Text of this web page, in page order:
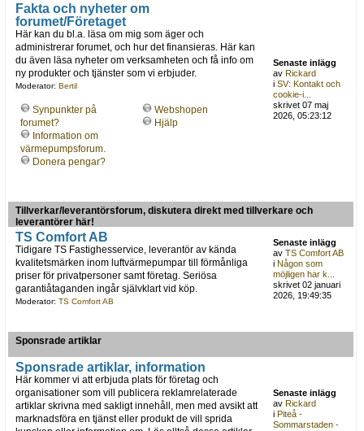
Fakta och nyheter om
forumet/Företaget
Här kan du bl.a. läsa om mig som äger och
administrerar forumet, och hur det finansieras. Här kan
du även läsa nyheter om verksamheten och få info om
ny produkter och tjänster som vi erbjuder.
Moderator: Bertil
Synpunkter på
forumet?
Information om
värmepumpsforum.
Donera pengar?
Webshopen
Hjälp
Senaste inlägg
avRickard
iSV: Kontakt och
cookie-i...
skrivet 07 maj
2026, 05:23:12
Tillverkar/leverantörsforum, diskutera direkt med tillverkare och
leverantörer här!
TS Comfort AB
Tidigare TS Fastighesservice, leverantör av kända
kvalitetsmärken inom luftvärmepumpar till förmånliga
priser för privatpersoner samt företag. Seriösa
garantiåtaganden ingår självklart vid köp.
Moderator: TS Comfort AB
Senaste inlägg
avTS Comfort AB
iNågon som
möjligen har k...
skrivet 02 januari
2026, 19:49:35
Sponsrade artiklar
Sponsrade artiklar, information
Här kommer vi att erbjuda plats för företag och
organisationer som vill publicera reklamrelaterade
artiklar skrivna med sakligt innehåll, men med avsikt att
marknadsföra en tjänst eller produkt de vill sprida
Senaste inlägg
avRickard
iPiteå -
Sommarstaden -